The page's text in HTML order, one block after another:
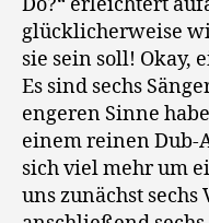
glücklicherweise
sie sein soll! Okay,
Es sind sechs
engeren Sinne
einem reinen Dub-
sich viel mehr um
uns zunächst sechs